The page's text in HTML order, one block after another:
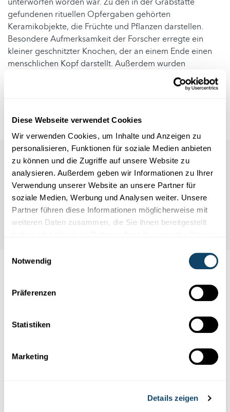
Diese Webseite verwendet Cookies
Wir verwenden Cookies, um Inhalte und Anzeigen zu
personalisieren, Funktionen für soziale Medien anbieten
zu können und die Zugriffe auf unsere Website zu
analysieren. Außerdem geben wir Informationen zu Ihrer
Verwendung unserer Website an unsere Partner für
soziale Medien, Werbung und Analysen weiter. Unsere
Partner führen diese Informationen möglicherweise mit
weiteren Daten zusammen, die Sie ihnen bereitgestellt
Notwendig
Präferenzen
Statistiken
Marketing
Details zeigen
gefundenen rituellen Opfergaben gehörten
Keramikobjekte, die Früchte und Pflanzen darstellen.
Besondere Aufmerksamkeit der Forscher erregte ein
kleiner geschnitzter Knochen, der an einem Ende einen
menschlichen Kopf darstellt. Außerdem wurden
Fragmente von Metallzangen und Steinmörsern
gefunden. Den Forschern zufolge entspricht das Grab
Diese Plugins sind ausgeblendet, weil Sie
sehen, ändern Sie bitte Ihre Einstellungen.